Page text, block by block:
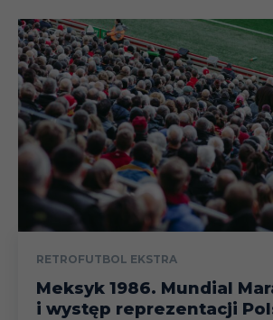
RETROFUTBOL EKSTRA
Meksyk 1986. Mundial
i występ reprezentacji